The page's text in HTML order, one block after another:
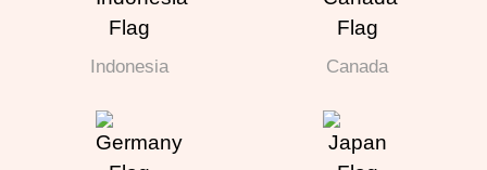
Indonesia Canada